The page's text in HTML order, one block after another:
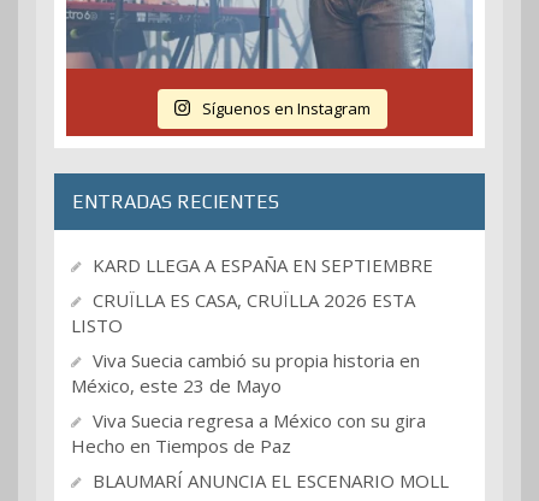
Síguenos en Instagram
ENTRADAS RECIENTES
KARD LLEGA A ESPAÑA EN SEPTIEMBRE
CRUÏLLA ES CASA, CRUÏLLA 2026 ESTA
LISTO
Viva Suecia cambió su propia historia en
México, este 23 de Mayo
Viva Suecia regresa a México con su gira
Hecho en Tiempos de Paz
BLAUMARÍ ANUNCIA EL ESCENARIO MOLL